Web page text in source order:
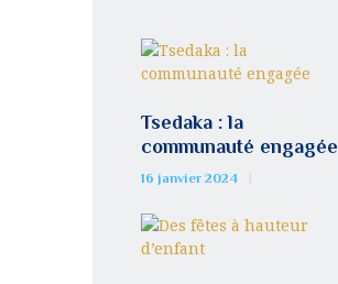
Tsedaka : la
communauté engagée
16 janvier 2024